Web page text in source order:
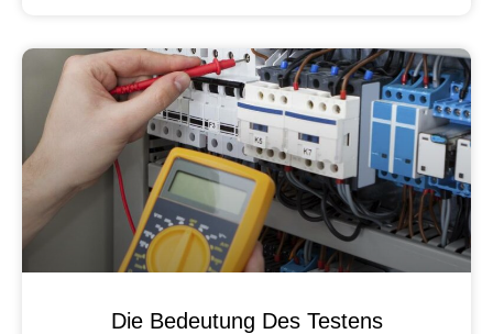
Die Bedeutung Des Testens